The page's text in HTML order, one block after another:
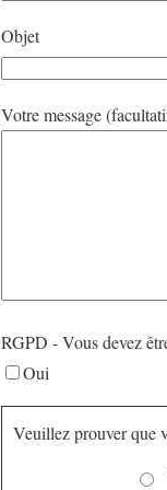
Objet
Votre message
RGPD - Vous devez
Oui
Veuillez prouver que